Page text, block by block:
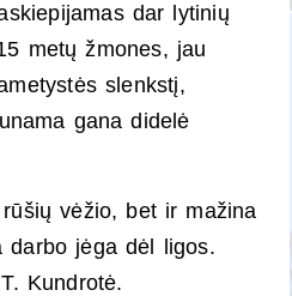
dar lytinių
metų žmones, jau
slenkstį,
gana didelė
vėžio, bet ir mažina
darbo jėga dėl ligos.
Kundrotė.